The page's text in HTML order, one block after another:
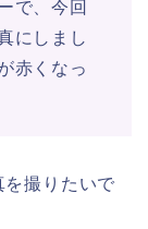
で、今回
にしまし
赤くなっ
撮りたいで